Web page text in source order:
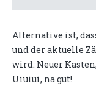
Alternative ist,
und der aktuelle
wird. Neuer
Uiuiui, na gut!